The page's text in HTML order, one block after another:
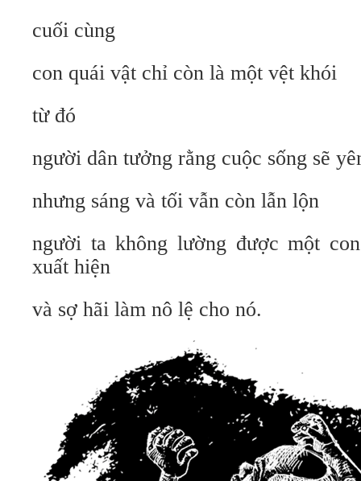
cuối cùng
con quái vật chỉ còn là một vệt khói
từ đó
người dân tưởng rằng cuộc sống sẽ
nhưng sáng và tối vẫn còn lẫn lộn
người ta không lường được một
xuất hiện
và sợ hãi làm nô lệ cho nó.